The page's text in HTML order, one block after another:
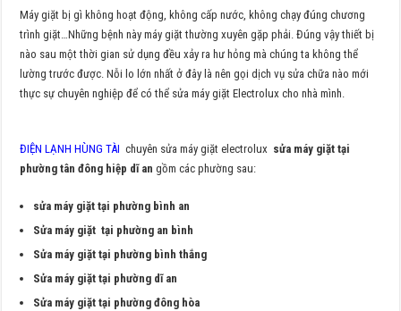
Máy giặt bị gì không hoạt động, không cấp nước, không chạy đúng chương
trình giặt…Những bệnh này máy giặt thường xuyên gặp phải. Đúng vậy thiết bị
nào sau một thời gian sử dụng đều xảy ra hư hỏng mà chúng ta không thể
lường trước được. Nỗi lo lớn nhất ở đây là nên gọi dịch vụ sửa chữa nào mới
thực sự chuyên nghiệp để có thể sửa máy giặt Electrolux cho nhà mình.
ĐIỆN LẠNH HÙNG TÀI chuyên sửa máy giặt electrolux sửa máy giặt tại
phường tân đông hiệp dĩ angồm các phường sau:
sửa máy giặt tại phường bình an
Sửa máy giặt tại phường an bình
Sửa máy giặt tại phường bình thắng
Sửa máy giặt tại phường dĩ an
Sửa máy giặt tại phường đông hòa